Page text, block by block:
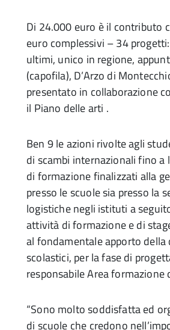
Di 24.000 euro è il contributo
euro complessivi – 34
ultimi, unico in regione,
(capofila), D’Arzo di
presentato in collaborazione
il Piano delle arti .
Ben 9 le azioni rivolte agli
di scambi internazionali fino
di formazione finalizzati alla
presso le scuole sia presso la
logistiche negli istituti a
attività di formazione e di
al fondamentale apporto
scolastici, per la fase di
responsabile Area formazione
“Sono molto soddisfatta ed
di scuole che credono